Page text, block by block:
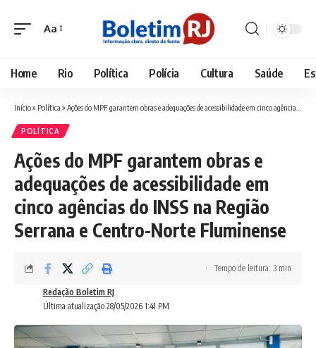
Font
Aa
Home Rio Política Polícia Cultura Saúde
Início» Política » Ações do MPF garantem obras e adequações de acessibilidade em cinco agências do INSS na Região Serrana e Centro-Norte Fluminense
POLÍTICA
Ações do MPF garantem obras e
adequações de acessibilidade em
cinco agências do INSS na Região
Serrana e Centro-Norte Fluminense
Última atualização 28/05/2026 1:41 PM
Redação Boletim RJ
Tempo de leitura: 3 min